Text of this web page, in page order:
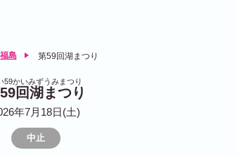
福島 第59回湖まつり
59かいみずうみまつり
回湖まつり
年7月18日(土)
中止